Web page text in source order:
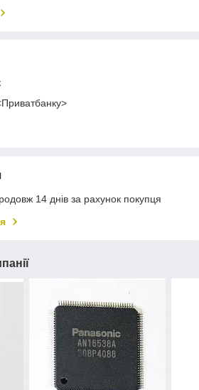
14 днів за рахунок покупця